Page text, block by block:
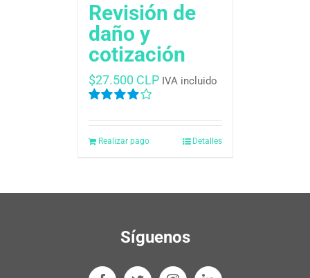
Revisión de
daño y
cotización
5
$27.500 CLP IVA incluido
Realizar pago Detalles
Síguenos